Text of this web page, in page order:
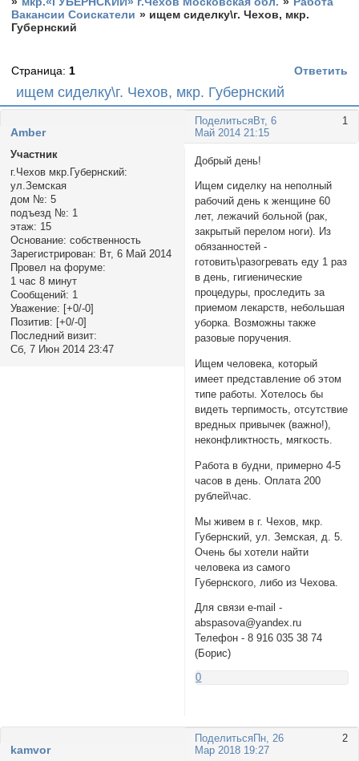
Вакансии Соискатели » ищем сиделку\г. Чехов, мкр.
Губернский
ищем сиделку\г. Чехов, мкр. Губернский
Страница: 1 Ответить
Поделиться 1
Вт, 6
Май 2014 21:15
Amber
Участник
г.Чехов мкр.Губернский:
ул.Земская
дом №: 5
подъезд №: 1
этаж: 15
Основание: собственность
Зарегистрирован: Вт, 6 Май 2014
Провел на форуме:
1 час 8 минут
Сообщений: 1
Уважение: [+0/-0]
Позитив: [+0/-0]
Последний визит:
Сб, 7 Июн 2014 23:47
Добрый день!
Ищем сиделку на неполный
рабочий день к женщине 60
лет, лежачий больной (рак,
закрытый перелом ноги). Из
обязанностей -
готовить\разогревать еду 1 раз
в день, гигиенические
процедуры, проследить за
приемом лекарств, небольшая
уборка. Возможны также
разовые поручения.
Ищем человека, который
имеет представление об этом
типе работы. Хотелось бы
видеть терпимость, отсутствие
вредных привычек (важно!),
неконфликтность, мягкость.
Работа в будни, примерно 4-5
часов в день. Оплата 200
рублей\час.
Мы живем в г. Чехов, мкр.
Губернский, ул. Земская, д. 5.
Очень бы хотели найти
человека из самого
Губернского, либо из Чехова.
Для связи e-mail -
abspasova@yandex.ru
Телефон - 8 916 035 38 74
(Борис)
0
Поделиться 2
Пн, 26
Мар 2018 19:27
kamvor